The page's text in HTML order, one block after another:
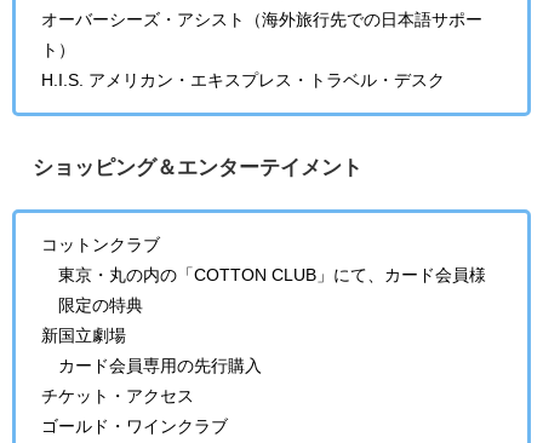
オーバーシーズ・アシスト
（海外旅行先での日本語サポー
ト）
H.I.S. アメリカン・エキスプレス・トラベル・デスク
ショッピング＆エンターテイメント
コットンクラブ
東京・丸の内の「COTTON CLUB」にて、カード会員様
限定の特典
新国立劇場
カード会員専用の先行購入
チケット・アクセス
ゴールド・ワインクラブ